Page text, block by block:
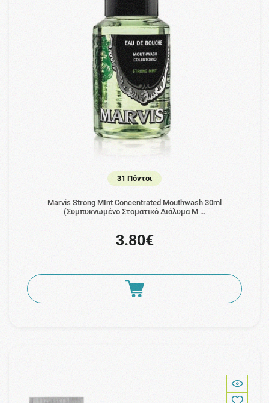
31 Πόντοι
Marvis Strong MInt Concentrated Mouthwash 30ml
(Συμπυκνωμένο Στοματικό Διάλυμα Μ …
3.80€